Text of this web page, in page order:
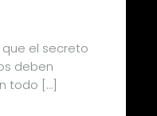
el secreto
deben
todo […]